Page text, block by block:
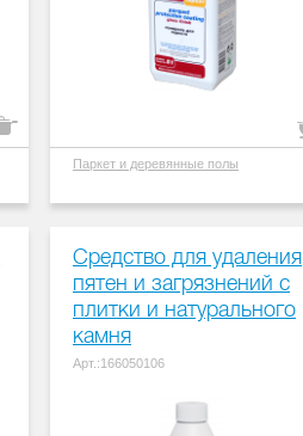
Паркет и деревянные полы
Средство для удаления
пятен и загрязнений с
плитки и натурального
камня
Арт.:166050106